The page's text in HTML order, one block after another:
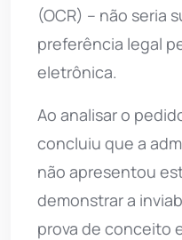
(OCR) – não seria
preferência legal
eletrônica.
Ao analisar o
concluiu que a
não apresentou
demonstrar a
prova de conceito